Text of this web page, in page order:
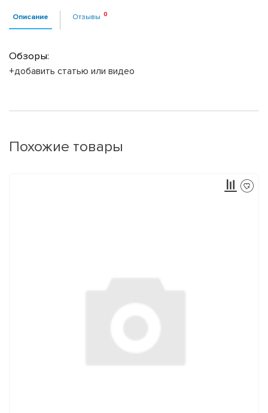
Описание Отзывы
Обзоры:
+добавить статью или видео
Похожие товары